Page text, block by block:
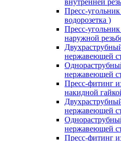
внутренней
Пресс-
водорозетка )
Пресс-
наружной
нержавеющей
нержавеющей
Пресс-фитинг
накидной
нержавеющей
нержавеющей
Пресс-фитинг